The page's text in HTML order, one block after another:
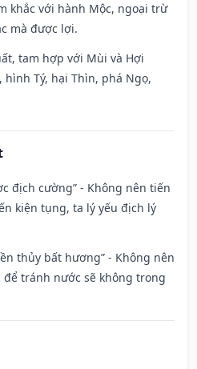
khắc với hành Mộc, ngoại trừ
mà được lợi.
tam hợp với Mùi và Hợi
hình Tý, hại Thìn, phá Ngọ,
địch cường” - Không nên tiến
kiện tụng, ta lý yếu địch lý
thủy bất hương” - Không nên
tránh nước sẽ không trong